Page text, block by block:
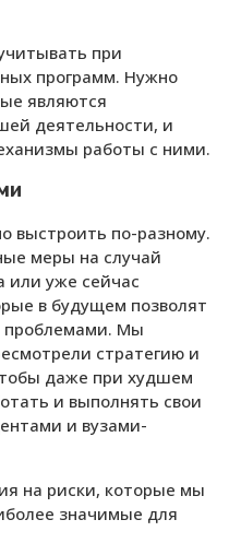
при
программ. Нужно
являются
деятельности, и
работы с ними.
выстроить по-разному.
меры на случай
или уже сейчас
в будущем позволят
проблемами. Мы
стратегию и
даже при худшем
и выполнять свои
и вузами-
на риски, которые мы
значимые для